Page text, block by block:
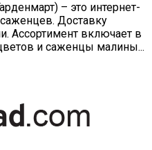
– это интернет-
Доставку
Ассортимент включает в
и саженцы малины...